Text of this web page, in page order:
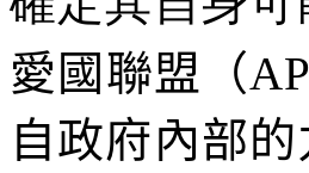
愛國聯盟（
自政府內部